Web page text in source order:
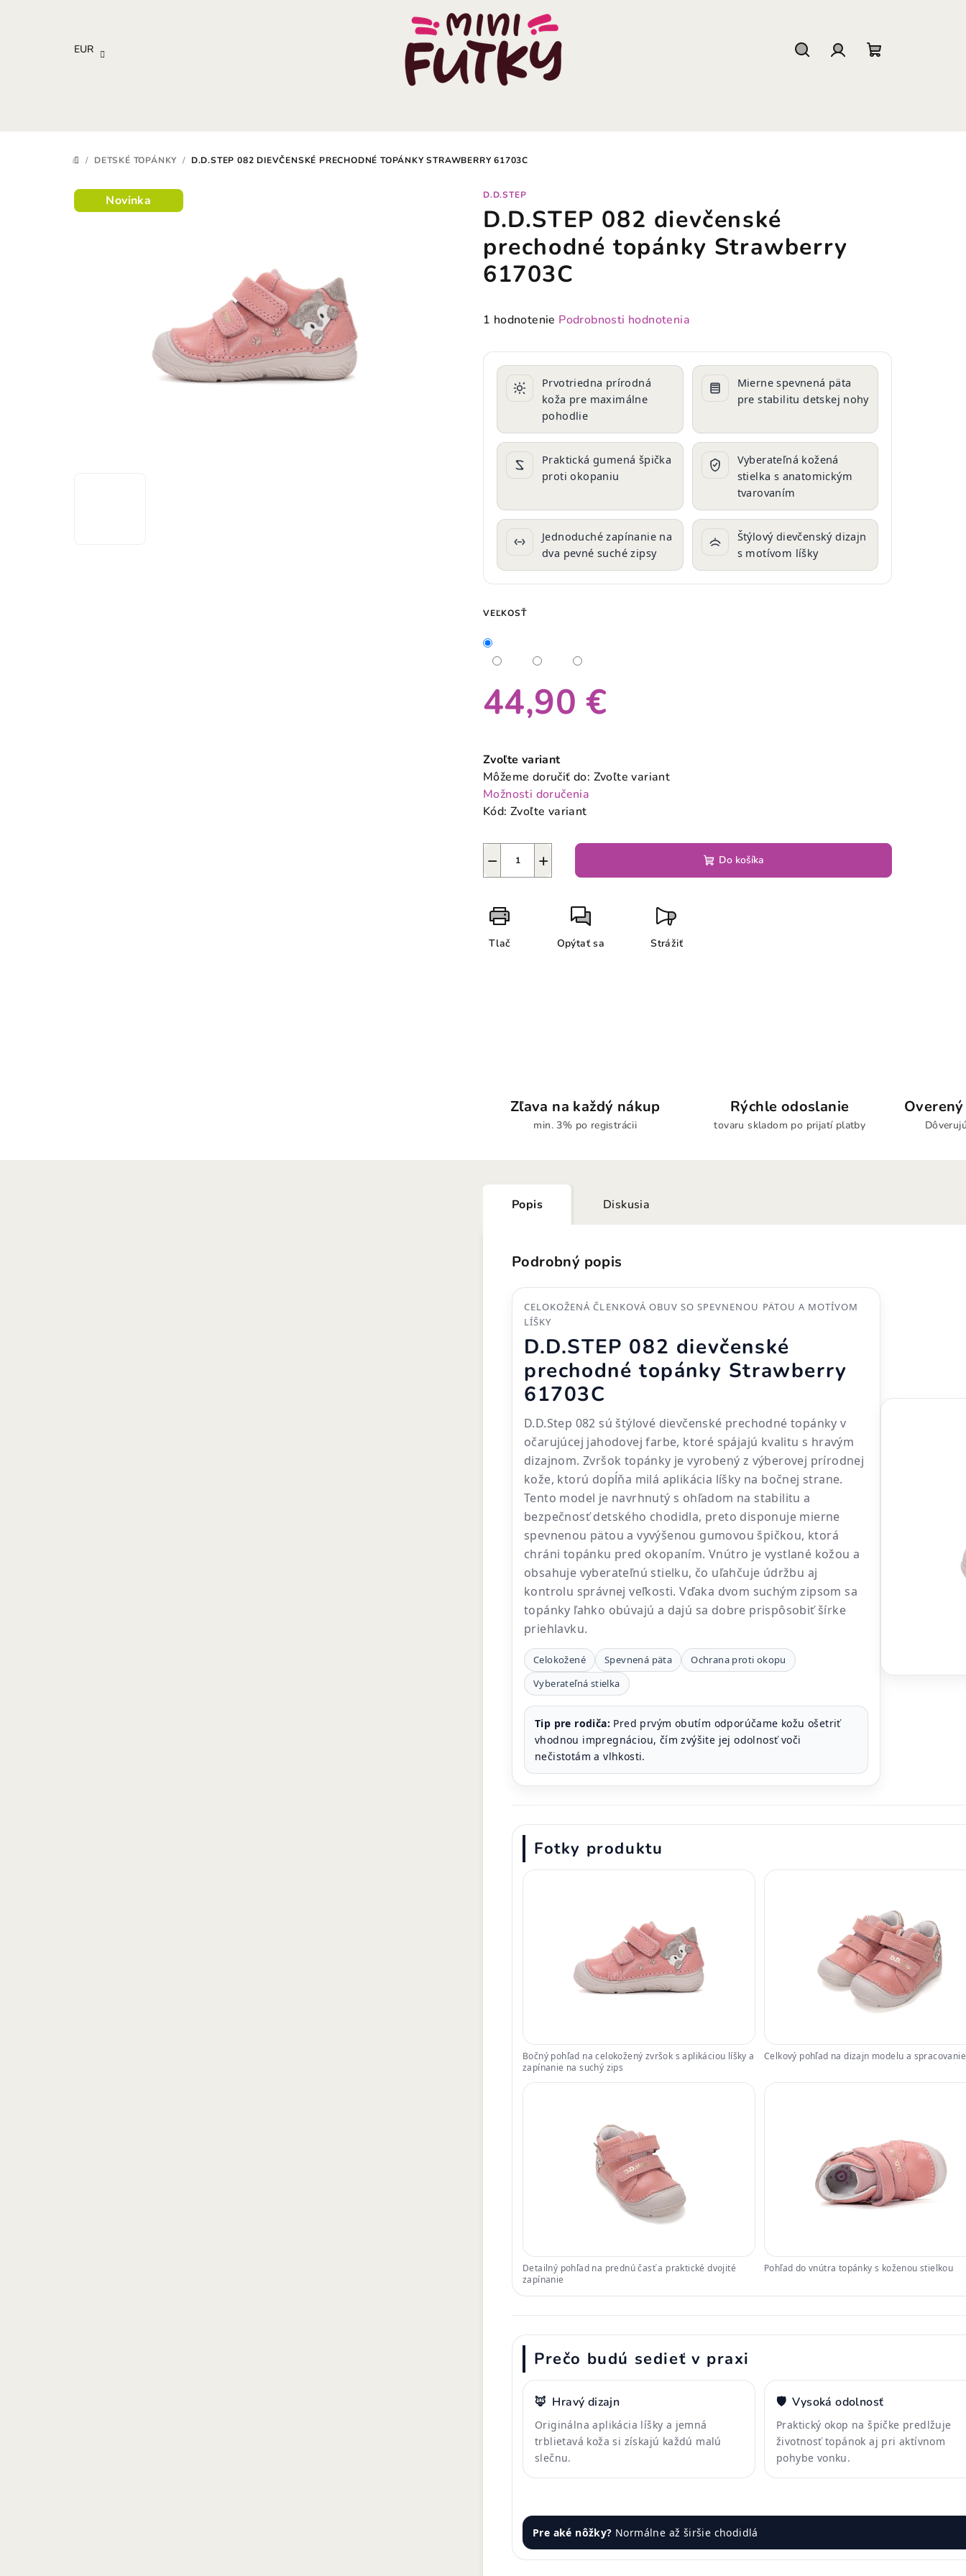
EUR
DOMOV
/ DETSKÉ TOPÁNKY / D.D.STEP 082 DIEVČENSKÉ PRECHODNÉ TOPÁNKY STRAWBERRY 61703C
D.D.STEP
D.D.STEP 082 dievčenské
prechodné topánky Strawberry
61703C
Priemerné
produktu
hviezdičiek.
1 hodnotenie Podrobnosti hodnotenia
Prvotriedna prírodná
koža pre maximálne
pohodlie
Mierne spevnená päta
pre stabilitu detskej nohy
Praktická gumená špička
proti okopaniu
Vyberateľná kožená
stielka s anatomickým
tvarovaním
Jednoduché zapínanie na
dva pevné suché zipsy
Štýlový dievčenský dizajn
s motívom líšky
VEĽKOSŤ
44,90 €
cena:
Zvoľte variant
Môžeme doručiť do: Zvoľte variant
Možnosti doručenia
Kód: Zvoľte variant
+
− Do košíka
Tlač Opýtať sa Strážiť
Novinka
Zľava na každý nákup
min. 3% po registrácii
Rýchle odoslanie
tovaru skladom po prijatí platby
Popis Diskusia
Podrobný popis
CELOKOŽENÁ ČLENKOVÁ OBUV SO SPEVNENOU PÄTOU A MOTÍVOM
LÍŠKY
D.D.STEP 082 dievčenské
prechodné topánky Strawberry
61703C
D.D.Step 082 sú štýlové dievčenské prechodné topánky v
očarujúcej jahodovej farbe, ktoré spájajú kvalitu s hravým
dizajnom. Zvršok topánky je vyrobený z výberovej prírodnej
kože, ktorú dopĺňa milá aplikácia líšky na bočnej strane.
Tento model je navrhnutý s ohľadom na stabilitu a
bezpečnosť detského chodidla, preto disponuje mierne
spevnenou pätou a vyvýšenou gumovou špičkou, ktorá
chráni topánku pred okopaním. Vnútro je vystlané kožou a
obsahuje vyberateľnú stielku, čo uľahčuje údržbu aj
kontrolu správnej veľkosti. Vďaka dvom suchým zipsom sa
topánky ľahko obúvajú a dajú sa dobre prispôsobiť šírke
priehlavku.
Celokožené Spevnená päta
Ochrana proti okopu
Vyberateľná stielka
Tip pre rodiča: Pred prvým obutím odporúčame kožu ošetriť
vhodnou impregnáciou, čím zvýšite jej odolnosť voči
nečistotám a vlhkosti.
Fotky produktu
Bočný pohľad na celokožený zvršok s aplikáciou líšky a
zapínanie na suchý zips
Celkový pohľad na dizajn modelu a
Detailný pohľad na prednú časť a praktické dvojité
zapínanie
Pohľad do vnútra topánky s koženou stielkou
Prečo budú sedieť v praxi
🦊 Hravý dizajn
Originálna aplikácia líšky a jemná
trblietavá koža si získajú každú malú
slečnu.
🛡️ Vysoká odolnosť
Praktický okop na špičke predlžuje
životnosť topánok aj pri aktívnom
pohybe vonku.
Pre aké nôžky? Normálne až širšie chodidlá